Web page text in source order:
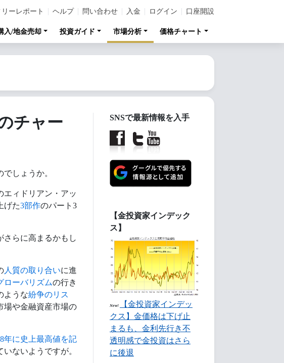
ーレポート ヘルプ 問い合わせ 入金 ログイン 口座開設
入/地金売却 投資ガイド 市場分析 価格チャート
チャー
しょうか。
エィドリアン・アッ
げた3部作のパート3
さらに高まるかもし
人質の取り合いに進
ローバリズムの行き
ような紛争のリス
場や金融資産市場の
年に史上最高値を記
ないようですが。
SNSで最新情報を入手
【金投資家インデック
ス】
New!
【金投資家インデッ
クス】金価格は下げ止
まるも、金利先行き不
透明感で金投資はさら
に後退